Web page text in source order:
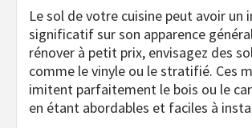
Le sol de votre cuisine peut avoir un
significatif sur son apparence
rénover à petit prix, envisagez des
comme le vinyle ou le stratifié. Ces
imitent parfaitement le bois ou le
en étant abordables et faciles à